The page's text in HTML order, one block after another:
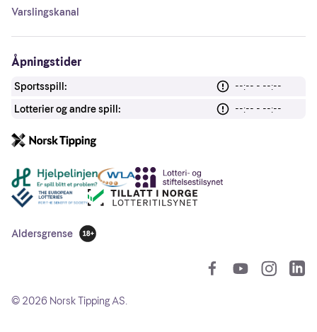
Varslingskanal
Åpningstider
Sportsspill:
--:-- - --:--
Lotterier og andre spill:
--:-- - --:--
Andre lenker
Aldersgrense
18 år
© 2026 Norsk Tipping AS.